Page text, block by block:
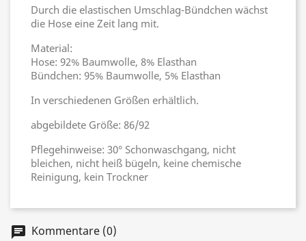
Durch die elastischen Umschlag-Bündchen wächst
die Hose eine Zeit lang mit.
Material:
Hose: 92% Baumwolle, 8% Elasthan
Bündchen: 95% Baumwolle, 5% Elasthan
In verschiedenen Größen erhältlich.
abgebildete Größe: 86/92
Pflegehinweise: 30° Schonwaschgang, nicht
bleichen, nicht heiß bügeln, keine chemische
Reinigung, kein Trockner
chat Kommentare (0)